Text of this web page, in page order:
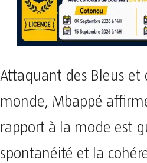
Attaquant des Bleus et
monde, Mbappé
rapport à la mode est
spontanéité et la